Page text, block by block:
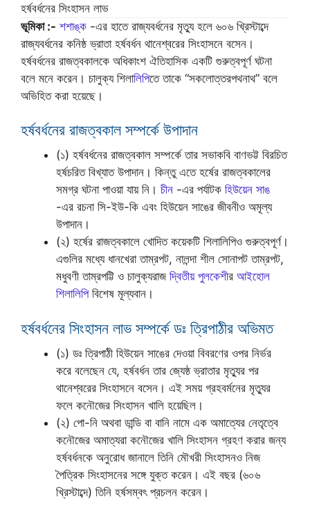
হর্ষবর্ধনের সিংহাসন লাভ
ভূমিকা :- শশাঙ্ক -এর হাতে রাজ্যবর্ধনের মৃত্যু হলে ৬০৬ খ্রিস্টাব্দে
রাজ্যবর্ধনের কনিষ্ঠ ভ্রাতা হর্ষবর্ধন থানেশ্বরের সিংহাসনে বসেন।
হর্ষবর্ধনের রাজত্বকালকে অধিকাংশ ঐতিহাসিক একটি গুরুত্বপূর্ণ ঘটনা
বলে মনে করেন। চালুক্য শিলালিপিতে তাকে “সকলোত্তরপথনাথ” বলে
অভিহিত করা হয়েছে।
হর্ষবর্ধনের রাজত্বকাল সম্পর্কে উপাদান
(১) হর্ষবর্ধনের রাজত্বকাল সম্পর্কে তার সভাকবি বাণভট্ট বিরচিত
হর্ষচরিত বিখ্যাত উপাদান। কিন্তু এতে হর্ষের রাজত্বকালের
সমগ্র ঘটনা পাওয়া যায় নি। চীন -এর পর্যাটক হিউয়েন সাঙ
-এর রচনা সি-ইউ-কি এবং হিউয়েন সাঙের জীবনীও অমূল্য
উপাদান।
(২) হর্ষের রাজত্বকালে খোদিত কয়েকটি শিলালিপিও গুরুত্বপূর্ণ।
এগুলির মধ্যে ধানখেরা তাম্রপট, নালন্দা শীল সোনাপট তাম্রপট,
মধুবণী তাম্রপট্টি ও চালুক্যরাজ দ্বিতীয় পুলকেশীর আইহোল
শিলালিপিবিশেষ মূল্যবান।
হর্ষবর্ধনের সিংহাসন লাভ সম্পর্কে ডঃ ত্রিপাঠীর অভিমত
(১) ডঃ ত্রিপাঠী হিউয়েন সাঙের দেওয়া বিবরণের ওপর নির্ভর
করে বলেছেন যে, হর্ষবর্ধন তার জ্যেষ্ঠ ভ্রাতার মৃত্যুর পর
থানেশ্বরের সিংহাসনে বসেন। এই সময় গ্রহবর্মনের মৃত্যুর
ফলে কনৌজের সিংহাসন খালি হয়েছিল।
(২) পো-নি অথবা ডান্ডি বা বানি নামে এক অমাত্যের নেতৃত্বে
কনৌজের অমাত্যরা কনৌজের খালি সিংহাসন গ্রহণ করার জন্য
হর্ষবর্ধনকে অনুরোধ জানালে তিনি মৌখরী সিংহাসনও নিজ
পৈত্রিক সিংহাসনের সঙ্গে যুক্ত করেন। এই বছর (৬০৬
খ্রিস্টাব্দে) তিনি হর্ষসম্বৎ প্রচলন করেন।